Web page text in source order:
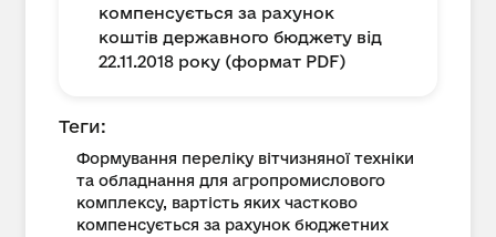
компенсується за рахунок
коштів державного бюджету від
22.11.2018 року (формат PDF)
Теги:
Формування переліку вітчизняної техніки
та обладнання для агропромислового
комплексу, вартість яких частково
компенсується за рахунок бюджетних